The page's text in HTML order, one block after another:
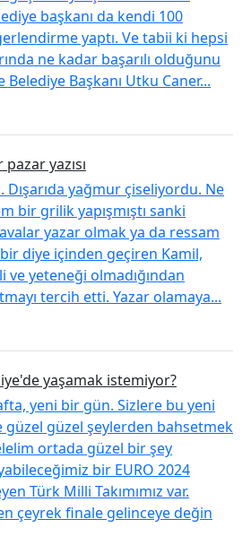
başkanı da kendi 100
yaptı. Ve tabii ki hepsi
ne kadar başarılı olduğunu
Belediye Başkanı Utku Caner...
yazısı
yağmur çiseliyordu. Ne
bir grilik yapışmıştı sanki
yazar olmak ya da ressam
diye içinden geçiren Kamil,
ve yeteneği olmadığından
tercih etti. Yazar olamaya...
yaşamak istemiyor?
yeni bir gün. Sizlere bu yeni
güzel güzel şeylerden bahsetmek
ortada güzel bir şey
bir EURO 2024
Türk Milli Takımımız var.
çeyrek finale gelinceye değin